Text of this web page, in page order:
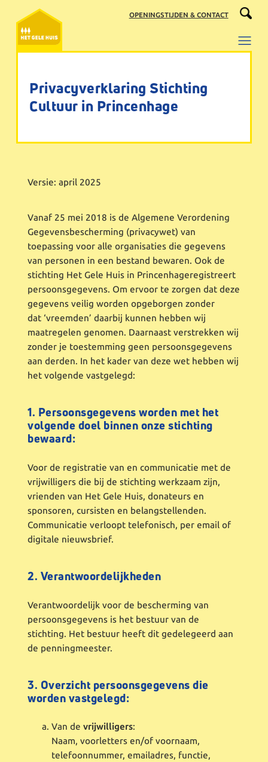
naar
inhoud
OPENINGSTIJDEN & CONTACT
Privacyverklaring Stichting
Cultuur in Princenhage
Versie: april 2025
Vanaf 25 mei 2018 is de Algemene Verordening
Gegevensbescherming (privacywet) van
toepassing voor alle organisaties die gegevens
van personen in een bestand bewaren. Ook de
stichting Het Gele Huis in Princenhageregistreert
persoonsgegevens. Om ervoor te zorgen dat deze
gegevens veilig worden opgeborgen zonder
dat ‘vreemden’ daarbij kunnen hebben wij
maatregelen genomen. Daarnaast verstrekken wij
zonder je toestemming geen persoonsgegevens
aan derden. In het kader van deze wet hebben wij
het volgende vastgelegd:
1. Persoonsgegevens worden met het
volgende doel binnen onze stichting
bewaard:
Voor de registratie van en communicatie met de
vrijwilligers die bij de stichting werkzaam zijn,
vrienden van Het Gele Huis, donateurs en
sponsoren, cursisten en belangstellenden.
Communicatie verloopt telefonisch, per email of
digitale nieuwsbrief.
2. Verantwoordelijkheden
Verantwoordelijk voor de bescherming van
persoonsgegevens is het bestuur van de
stichting. Het bestuur heeft dit gedelegeerd aan
de penningmeester.
3. Overzicht persoonsgegevens die
worden vastgelegd:
Van devrijwilligers:
Naam, voorletters en/of voornaam,
telefoonnummer, emailadres, functie,